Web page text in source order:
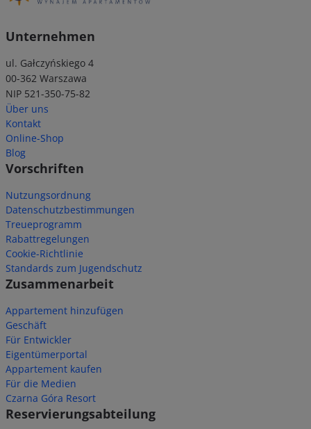
Unternehmen
ul. Gałczyńskiego 4
00-362 Warszawa
NIP 521-350-75-82
Über uns
Kontakt
Online-Shop
Blog
Vorschriften
Nutzungsordnung
Datenschutzbestimmungen
Treueprogramm
Rabattregelungen
Cookie-Richtlinie
Standards zum Jugendschutz
Zusammenarbeit
Appartement hinzufügen
Geschäft
Für Entwickler
Eigentümerportal
Appartement kaufen
Für die Medien
Czarna Góra Resort
Reservierungsabteilung